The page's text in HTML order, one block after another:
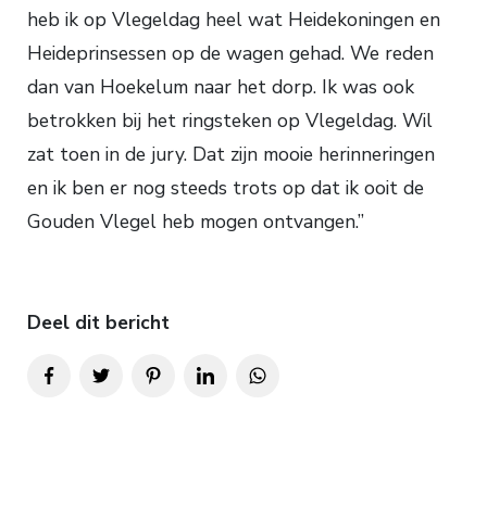
heb ik op Vlegeldag heel wat Heidekoningen en
Heideprinsessen op de wagen gehad. We reden
dan van Hoekelum naar het dorp. Ik was ook
betrokken bij het ringsteken op Vlegeldag. Wil
zat toen in de jury. Dat zijn mooie herinneringen
en ik ben er nog steeds trots op dat ik ooit de
Gouden Vlegel heb mogen ontvangen.”
Deel dit bericht